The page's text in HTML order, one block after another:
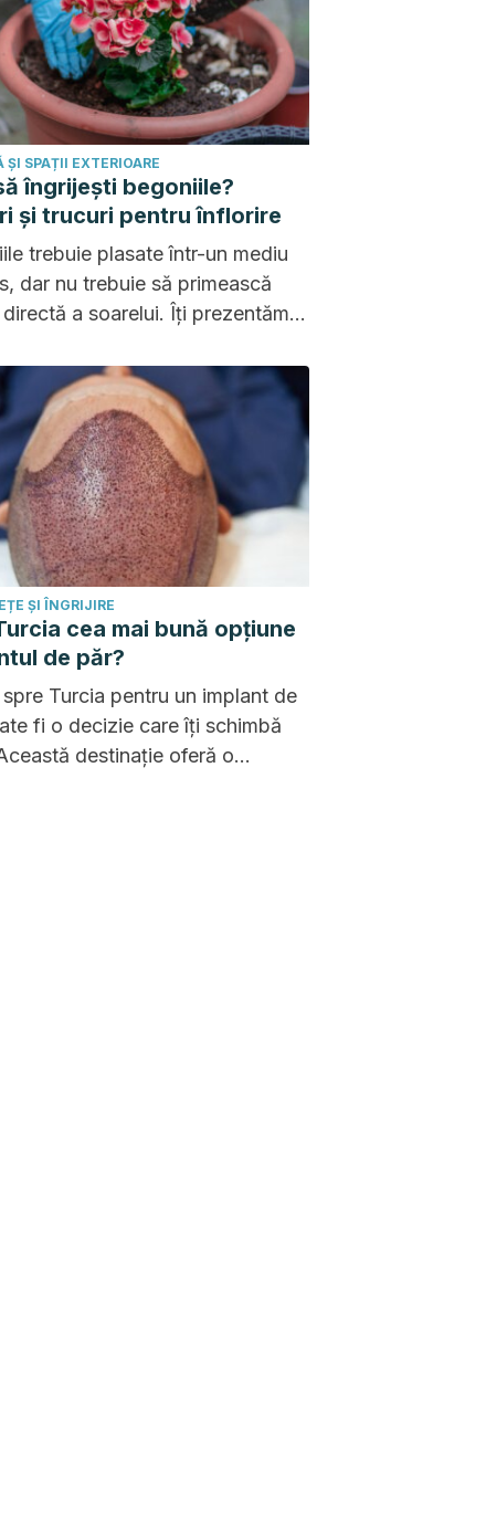
ȘI SPAȚII EXTERIOARE
îngrijești begoniile?
și trucuri pentru înflorire
trebuie plasate într-un mediu
dar nu trebuie să primească
directă a soarelui. Îți prezentăm
să înflorească pe tot parcursul
ȘI ÎNGRIJIRE
cea mai bună opțiune
de păr?
Turcia pentru un implant de
fi o decizie care îți schimbă
destinație oferă o